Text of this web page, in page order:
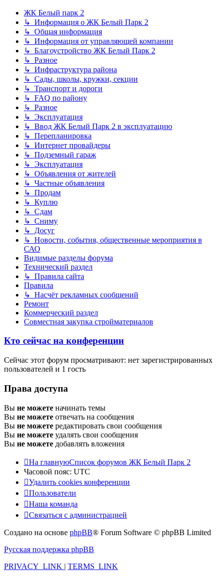
ЖК Белый парк 2
↳ Информация о ЖК Белый Парк 2
↳ Общая информация
↳ Информация от управляющей компании
↳ Благоустройство ЖК Белый Парк 2
↳ Разное
↳ Инфраструктура района
↳ Сады, школы, кружки, секции
↳ Транспорт и дороги
↳ FAQ по району
↳ Разное
↳ Эксплуатация
↳ Ввод ЖК Белый Парк 2 в эксплуатацию
↳ Перепланировка
↳ Интернет провайдеры
↳ Подземный гараж
↳ Эксплуатация
↳ Объявления от жителей
↳ Частные объявления
↳ Продам
↳ Куплю
↳ Сдам
↳ Сниму
↳ Досуг
↳ Новости, события, общественные мероприятия в
САО
Видимые разделы форума
Технический раздел
↳ Правила сайта
Правила
↳ Насчёт рекламных сообщений
Ремонт
Коммерческий раздел
Совместная закупка стройматериалов
Кто сейчас на конференции
Сейчас этот форум просматривают: нет зарегистрированных
пользователей и 1 гость
Права доступа
Вы не можете начинать темы
Вы не можете отвечать на сообщения
Вы не можете редактировать свои сообщения
Вы не можете удалять свои сообщения
Вы не можете добавлять вложения
На главнуюСписок форумов ЖК Белый Парк 2
Часовой пояс: UTC
Удалить cookies конференции
Пользователи
Наша команда
Связаться с администрацией
Создано на основе phpBB® Forum Software © phpBB Limited
Русская поддержка phpBB
PRIVACY_LINK | TERMS_LINK